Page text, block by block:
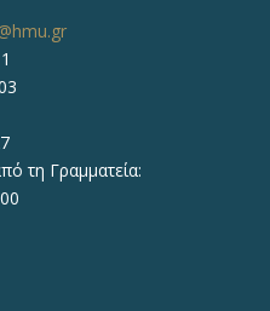
τη Γραμματεία: